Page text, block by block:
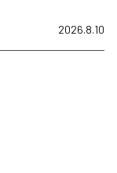
2026.8.10